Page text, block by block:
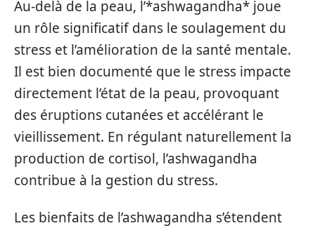
Au-delà de la peau, l’*ashwagandha* joue
un rôle significatif dans le soulagement du
stress et l’amélioration de la santé mentale.
Il est bien documenté que le stress impacte
directement l’état de la peau, provoquant
des éruptions cutanées et accélérant le
vieillissement. En régulant naturellement la
production de cortisol, l’ashwagandha
contribue à la gestion du stress.
Les bienfaits de l’ashwagandha s’étendent